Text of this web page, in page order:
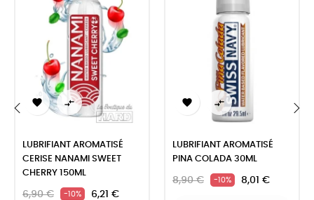
 
LUBRIFIANT AROMATISÉ
CERISE NANAMI SWEET
CHERRY 150ML
6,90 € -10% 6,21 €
 
LUBRIFIANT AROMATISÉ
PINA COLADA 30ML
8,90 € -10% 8,01 €